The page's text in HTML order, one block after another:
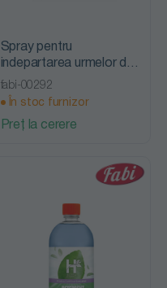
Spray pentru
indepartarea urmelor de
adeziv, 5 L, Fabi
fabi-00292
În stoc furnizor
Preț la cerere